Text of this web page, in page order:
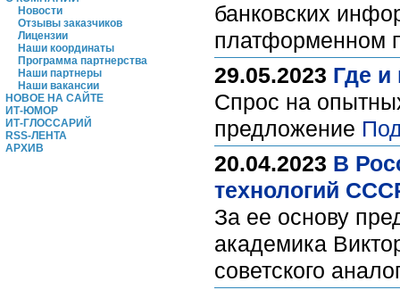
Новости
Отзывы заказчиков
Лицензии
Наши координаты
Программа партнерства
Наши партнеры
Наши вакансии
НОВОЕ НА САЙТЕ
ИТ-ЮМОР
ИТ-ГЛОССАРИЙ
RSS-ЛЕНТА
АРХИВ
банковских
платформенном
29.05.2023 Где и
Спрос на
предложение
20.04.2023 В
технологий
За ее основу
академика
советского